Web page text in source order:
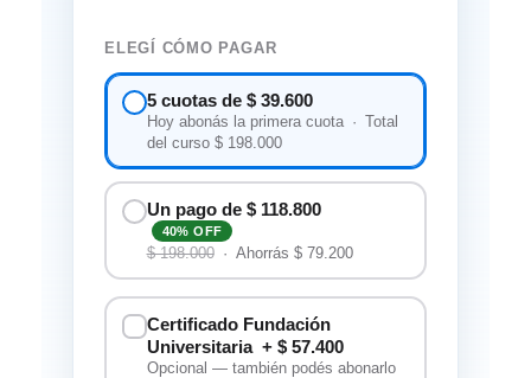
ELEGÍ CÓMO PAGAR
5 cuotas de $ 39.600
Hoy abonás la primera cuota · Total
del curso $ 198.000
Un pago de $ 118.800
40% OFF
$ 198.000· Ahorrás $ 79.200
Certificado Fundación
Universitaria + $ 57.400
Opcional — también podés abonarlo